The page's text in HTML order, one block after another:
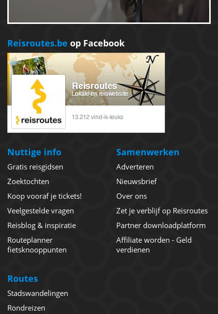
Reisroutes.be op Facebook
Nuttige info
Gratis reisgidsen
Zoektochten
Koop vooraf je tickets!
Veelgestelde vragen
Reisblog & inspiratie
Routeplanner
fietsknooppunten
Samenwerken
Adverteren
Nieuwsbrief
Over ons
Zet je verblijf op Reisroutes
Partner downloadplatform
Affiliate worden - Geld
verdienen
Routes
Stadswandelingen
Rondreizen